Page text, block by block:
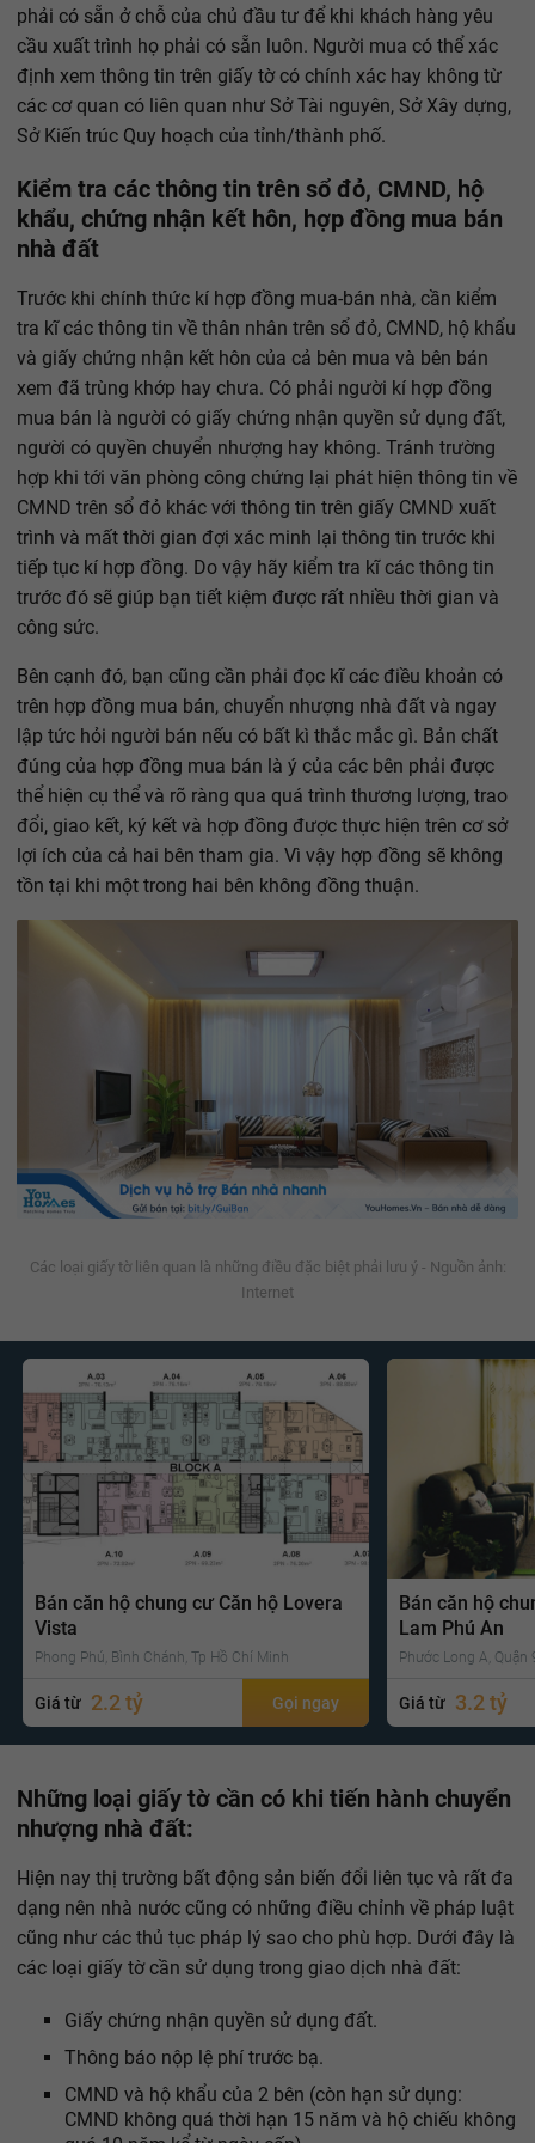
phải có sẵn ở chỗ của chủ đầu tư để khi khách hàng yêu
cầu xuất trình họ phải có sẵn luôn. Người mua có thể xác
định xem thông tin trên giấy tờ có chính xác hay không từ
các cơ quan có liên quan như Sở Tài nguyên, Sở Xây dựng,
Sở Kiến trúc Quy hoạch của tỉnh/thành phố.
Kiểm tra các thông tin trên sổ đỏ, CMND, hộ
khẩu, chứng nhận kết hôn, hợp đồng mua bán
nhà đất
Trước khi chính thức kí hợp đồng mua-bán nhà, cần kiểm
tra kĩ các thông tin về thân nhân trên sổ đỏ, CMND, hộ khẩu
và giấy chứng nhận kết hôn của cả bên mua và bên bán
xem đã trùng khớp hay chưa. Có phải người kí hợp đồng
mua bán là người có giấy chứng nhận quyền sử dụng đất,
người có quyền chuyển nhượng hay không. Tránh trường
hợp khi tới văn phòng công chứng lại phát hiện thông tin về
CMND trên sổ đỏ khác với thông tin trên giấy CMND xuất
trình và mất thời gian đợi xác minh lại thông tin trước khi
tiếp tục kí hợp đồng. Do vậy hãy kiểm tra kĩ các thông tin
trước đó sẽ giúp bạn tiết kiệm được rất nhiều thời gian và
công sức.
Bên cạnh đó, bạn cũng cần phải đọc kĩ các điều khoản có
trên hợp đồng mua bán, chuyển nhượng nhà đất và ngay
lập tức hỏi người bán nếu có bất kì thắc mắc gì. Bản chất
đúng của hợp đồng mua bán là ý của các bên phải được
thể hiện cụ thể và rõ ràng qua quá trình thương lượng, trao
đổi, giao kết, ký kết và hợp đồng được thực hiện trên cơ sở
lợi ích của cả hai bên tham gia. Vì vậy hợp đồng sẽ không
tồn tại khi một trong hai bên không đồng thuận.
Các loại giấy tờ liên quan là những điều đặc biệt phải lưu ý - Nguồn ảnh:
Internet
Bán căn hộ chung cư Căn hộ Lovera
Vista
Phong Phú, Bình Chánh, Tp Hồ Chí Minh
Giá từ 2.2 tỷ Gọi ngay
Bán căn hộ
Lam Phú An
Phước Long A, Quận
Giá từ 3.2 tỷ
Những loại giấy tờ cần có khi tiến hành chuyển
nhượng nhà đất:
Hiện nay thị trường bất động sản biến đổi liên tục và rất đa
dạng nên nhà nước cũng có những điều chỉnh về pháp luật
cũng như các thủ tục pháp lý sao cho phù hợp. Dưới đây là
các loại giấy tờ cần sử dụng trong giao dịch nhà đất:
Giấy chứng nhận quyền sử dụng đất.
Thông báo nộp lệ phí trước bạ.
CMND và hộ khẩu của 2 bên (còn hạn sử dụng:
CMND không quá thời hạn 15 năm và hộ chiếu không